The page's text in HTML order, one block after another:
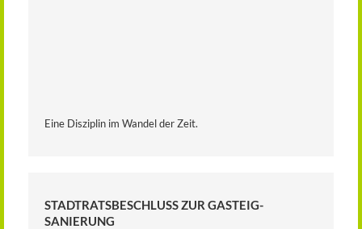
Eine Disziplin im Wandel der Zeit.
STADTRATSBESCHLUSS ZUR GASTEIG-
SANIERUNG